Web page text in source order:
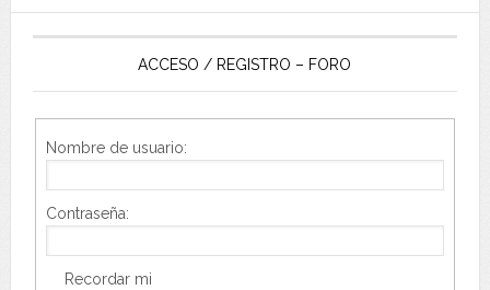
ACCESO / REGISTRO – FORO
Nombre de usuario:
Contraseña:
Recordar mi